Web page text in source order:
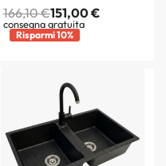
166,10€151,00€
consegna gratuita
Risparmi 10%